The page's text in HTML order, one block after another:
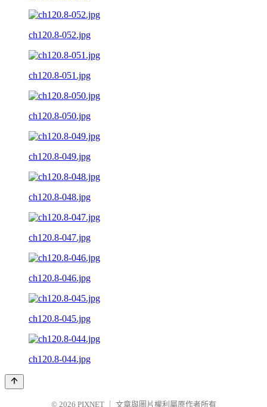
ch120.8-052.jpg
ch120.8-051.jpg
ch120.8-050.jpg
ch120.8-049.jpg
ch120.8-048.jpg
ch120.8-047.jpg
ch120.8-046.jpg
ch120.8-045.jpg
ch120.8-044.jpg
© 2026 PIXNET 文章與圖片權利屬原作者所有